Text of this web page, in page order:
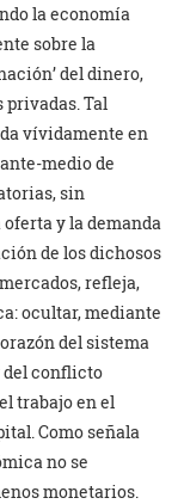
la economía
sobre la
del dinero,
privadas. Tal
vívidamente en
medio de
sin
y la demanda
de los dichosos
refleja,
ocultar, mediante
del sistema
del conflicto
trabajo en el
Como señala
no se
monetarios.